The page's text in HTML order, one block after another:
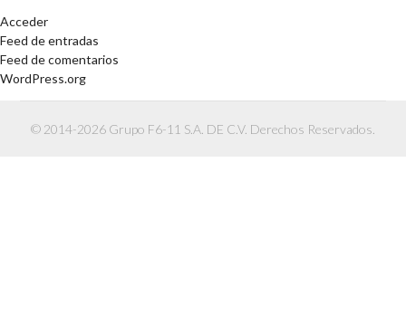
Acceder
Feed de entradas
Feed de comentarios
WordPress.org
© 2014-2026 Grupo F6-11 S.A. DE C.V. Derechos Reservados.